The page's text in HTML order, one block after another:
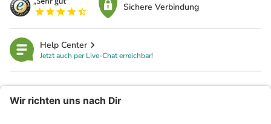
Sichere Verbindung
Help Center
Jetzt auch per Live-Chat erreichbar!